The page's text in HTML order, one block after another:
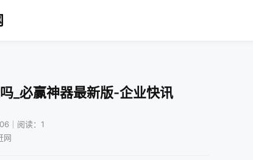
_必赢神器最新版-企业快讯
｜阅读：1
网